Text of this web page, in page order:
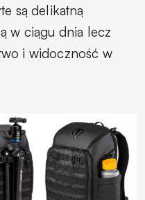
są delikatną
w ciągu dnia lecz
i widoczność w